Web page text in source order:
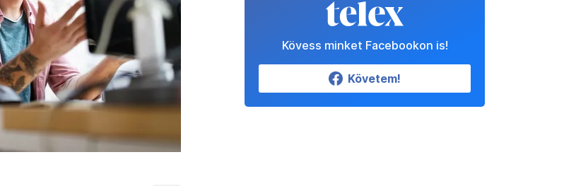
Kövess minket Facebookon is!
Követem!